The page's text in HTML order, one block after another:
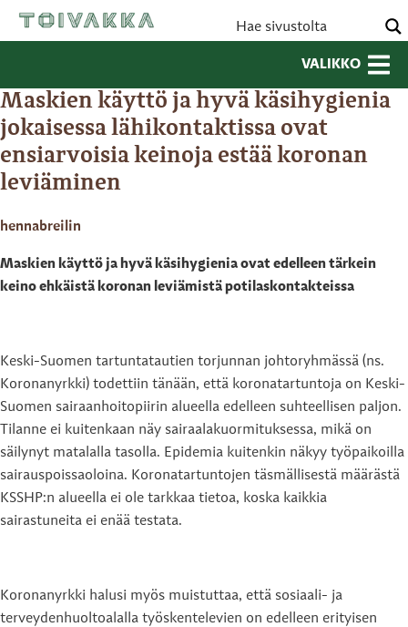
VALIKKO
Maskien käyttö ja hyvä käsihygienia
jokaisessa lähikontaktissa ovat
ensiarvoisia keinoja estää koronan
leviäminen
hennabreilin
Maskien käyttö ja hyvä käsihygienia ovat edelleen tärkein
keino ehkäistä koronan leviämistä potilaskontakteissa
Keski-Suomen tartuntatautien torjunnan johtoryhmässä (ns.
Koronanyrkki) todettiin tänään, että koronatartuntoja on Keski-
Suomen sairaanhoitopiirin alueella edelleen suhteellisen paljon.
Tilanne ei kuitenkaan näy sairaalakuormituksessa, mikä on
säilynyt matalalla tasolla. Epidemia kuitenkin näkyy työpaikoilla
sairauspoissaoloina. Koronatartuntojen täsmällisestä määrästä
KSSHP:n alueella ei ole tarkkaa tietoa, koska kaikkia
sairastuneita ei enää testata.
Koronanyrkki halusi myös muistuttaa, että sosiaali- ja
terveydenhuoltoalalla työskentelevien on edelleen erityisen